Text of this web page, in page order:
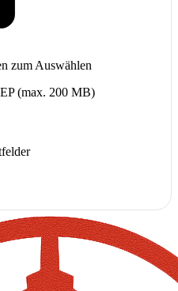
zum Auswählen
(max. 200 MB)